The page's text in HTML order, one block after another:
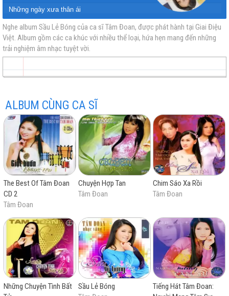
vàng
trữ
tình
nhạc
trực
tuyến
Nhạc
chất
cao
nhạc
miễn
Những ngày xưa thân ái
Người ngoài phố
Giọt lệ sầu
Đôi mắt người xưa
Nghe album Sầu Lẻ Bóng của ca sĩ Tâm Đoan, được phát hành tại Giai Điệu
Việt. Album gồm các ca khúc với nhiều thể loại, hứa hẹn mang đến những
trải nghiệm âm nhạc tuyệt vời.
ALBUM CÙNG CA SĨ
The Best Of Tâm Đoan
CD 2
Tâm Đoan
Chuyện Hợp Tan
Tâm Đoan
Chim Sáo Xa Rồi
Tâm Đoan
Những Chuyện Tình Bất
Sầu Lẻ Bóng
Tiếng Hát Tâm Đoan: